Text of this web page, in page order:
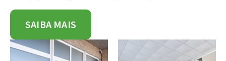
SAIBA MAIS